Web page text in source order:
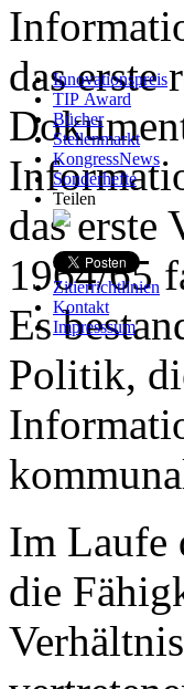
Innovationspreis
TIP Award
Bücher
Stellenmarkt
KongressNews
Sonderhefte
Teilen
Zitierrichtlinien
Kontakt
Impresssum
das erste
das erste
1964/65
Es
Politik,
Im Laufe
die